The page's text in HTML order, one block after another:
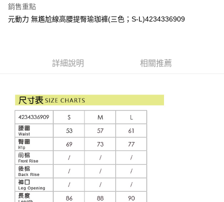
2.付款方式選擇「大哥付你分期」，訂單成立後會自動跳轉到大哥付的交易
成交易。
法說明評估內容。
【繳款方式說明】
2.透過簡訊連結打開帳單後，可選擇「超商條碼／台灣大直營門市／銀行轉
帳／街口支付／iPASS MONEY」等通路繳費。
【注意事項】
1.本服務係由「台灣大哥大股份有限公司」（以下簡稱本公司）所提供，讓
用戶於交易時，得透過本服務購買商品或服務，並由商店將買賣／分期付款
買賣價金債權讓與本公司後，依約使用本公司帳單繳交帳款。
2.基於同意付款使用「大哥付你分期」之契約關係目的，商店將以您的個人
資料（包含姓名、電話或地址）提供予台灣大哥大進項蒐集、處理及利用，
由本公司與您本人進行分期帳單所需資料之確認、核對及更正。
3.完整用戶服務條款，請詳閱以下連結：
https://oppay.tw/userRule
相關說明
【關於「AFTEE先享後付」】
３．安心：先確認商品／服務後，再付款。
結帳頁面，進行簡訊認證並確認金額後，即可完成結帳。
２．訂單成立數日內，您將收到繳費通知簡訊。
３．收到繳費通知簡訊後14天內，點擊此簡訊中的連結，可透過四大超商／
ATM／網路銀行／等多元方式進行付款，方視為交易完成。
※ 請注意：結帳手續完成當下不需立刻繳費，但若您需要取消訂單，請聯絡
購買商品的店家。未經商家同意取消之訂單仍視為有效，需透過AFTEE先享
後付繳納相關費用。
※ 交易是否成功請以「AFTEE先享後付 」之結帳頁面顯示為準，若有關於
是否繳費成功／繳費後需取消欲退款等相關疑問，請聯繫「AFTEE先享後付
客戶支援中心」https://netprotections.freshdesk.com/support/home
【注意事項】
每筆NT$120，滿NT$2,500(含以上)免運費
萊爾富取貨付款
每筆NT$120，滿NT$2,500(含以上)免運費
付款後萊爾富取貨
每筆NT$120，滿NT$2,500(含以上)免運費
7-11取貨付款
每筆NT$120，滿NT$2,500(含以上)免運費
銷售重點
元動力 無尷尬線高腰提臀瑜珈褲(三色；S-L)4234336909
詳細說明 相關推薦